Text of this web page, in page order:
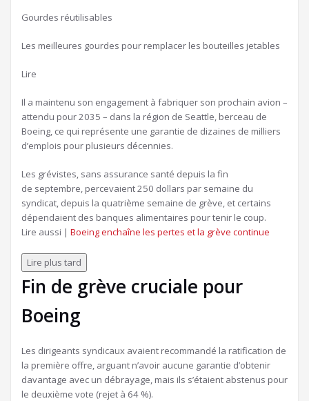
Gourdes réutilisables
Les meilleures gourdes pour remplacer les bouteilles jetables
Lire
Il a maintenu son engagement à fabriquer son prochain avion –
attendu pour 2035 – dans la région de Seattle, berceau de
Boeing, ce qui représente une garantie de dizaines de milliers
d’emplois pour plusieurs décennies.
Les grévistes, sans assurance santé depuis la fin
de septembre, percevaient 250 dollars par semaine du
syndicat, depuis la quatrième semaine de grève, et certains
dépendaient des banques alimentaires pour tenir le coup.
Lire aussi | Article
à
nos
abonnés
Boeing enchaîne les pertes et la grève continue
Lire plus tard
Fin de grève cruciale pour
Boeing
Les dirigeants syndicaux avaient recommandé la ratification de
la première offre, arguant n’avoir aucune garantie d’obtenir
davantage avec un débrayage, mais ils s’étaient abstenus pour
le deuxième vote (rejet à 64 %).